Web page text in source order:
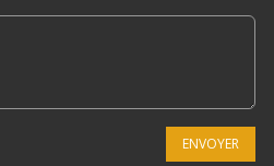
ENVOYER